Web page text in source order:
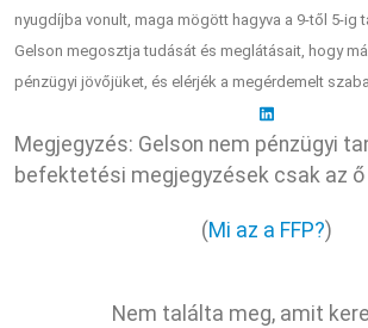
nyugdíjba vonult, maga mögött hagyva a 9-től 5-ig
Gelson megosztja tudását és meglátásait, hogy
pénzügyi jövőjüket, és elérjék a megérdemelt
Megjegyzés: Gelson nem pénzügyi
befektetési megjegyzések csak az ő
(Mi az a FFP?)
Nem találta meg, amit